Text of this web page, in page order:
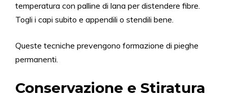
temperatura con palline di lana per distendere fibre.
Togli i capi subito e appendili o stendili bene.
Queste tecniche prevengono formazione di pieghe
permanenti.
Conservazione e Stiratura